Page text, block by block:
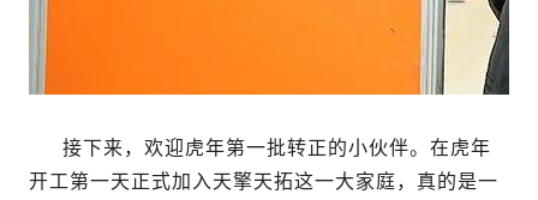
接下来，欢迎虎年第一批转正的小伙伴。在虎年
开工第一天正式加入天擎天拓这一大家庭，真的是一